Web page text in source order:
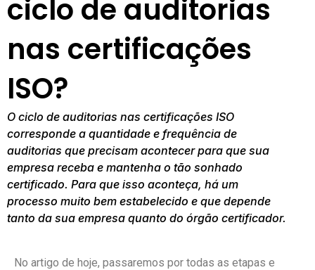
ciclo de auditorias
nas certificações
ISO?
O ciclo de auditorias nas certificações ISO
corresponde a quantidade e frequência de
auditorias que precisam acontecer para que sua
empresa receba e mantenha o tão sonhado
certificado. Para que isso aconteça, há um
processo muito bem estabelecido e que depende
tanto da sua empresa quanto do órgão certificador.
No artigo de hoje, passaremos por todas as etapas e